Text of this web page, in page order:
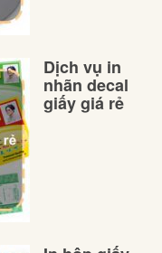
Dịch vụ in
nhãn decal
giấy giá rẻ